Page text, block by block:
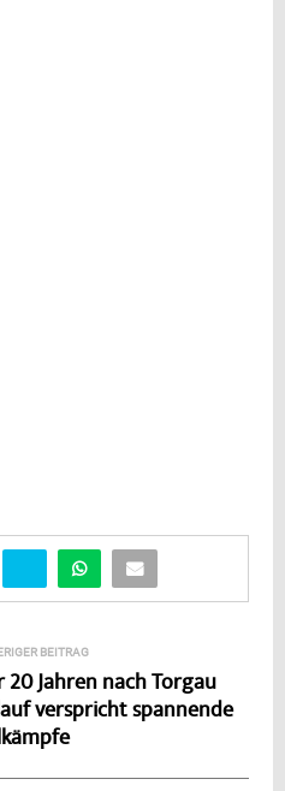
BEITRAG
Jahren nach Torgau
verspricht spannende